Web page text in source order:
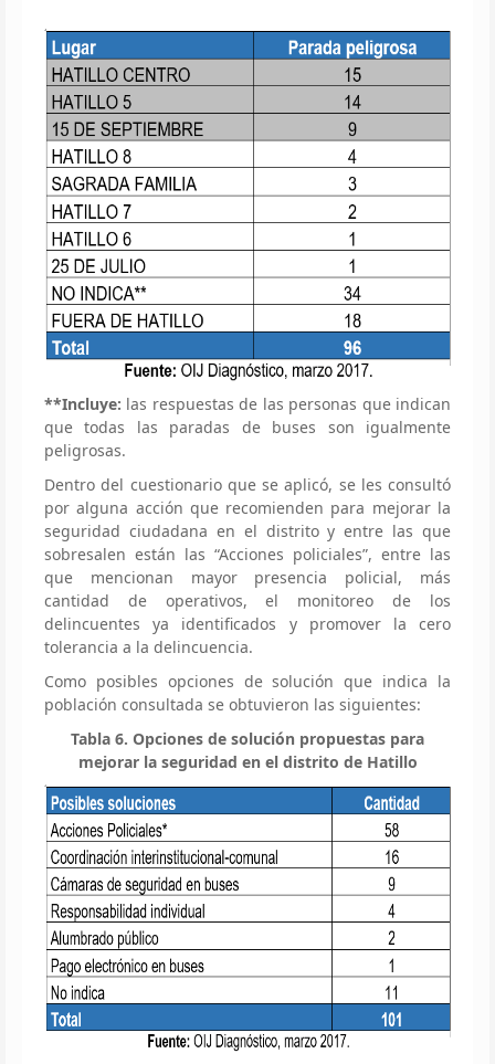
**Incluye: las respuestas de las personas que indican
que todas las paradas de buses son igualmente
peligrosas.
Dentro del cuestionario que se aplicó, se les consultó
por alguna acción que recomienden para mejorar la
seguridad ciudadana en el distrito y entre las que
sobresalen están las “Acciones policiales”, entre las
que mencionan mayor presencia policial, más
cantidad de operativos, el monitoreo de los
delincuentes ya identificados y promover la cero
tolerancia a la delincuencia.
Como posibles opciones de solución que indica la
población consultada se obtuvieron las siguientes:
Tabla 6. Opciones de solución propuestas para
mejorar la seguridad en el distrito de Hatillo